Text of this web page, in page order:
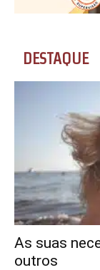
DESTAQUE
As suas
outros